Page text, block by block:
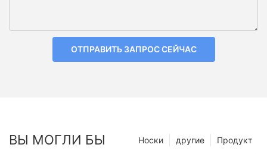
ОТПРАВИТЬ ЗАПРОС СЕЙЧАС
ВЫ МОГЛИ БЫ Продукт
другие
Носки